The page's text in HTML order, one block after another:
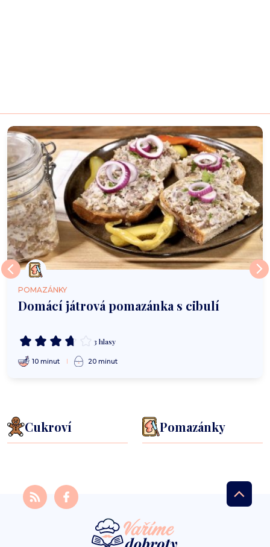
POMAZÁNKY
Domácí játrová pomazánka s cibulí
3 hlasy
10 minut 20 minut
Cukroví Pomazánky